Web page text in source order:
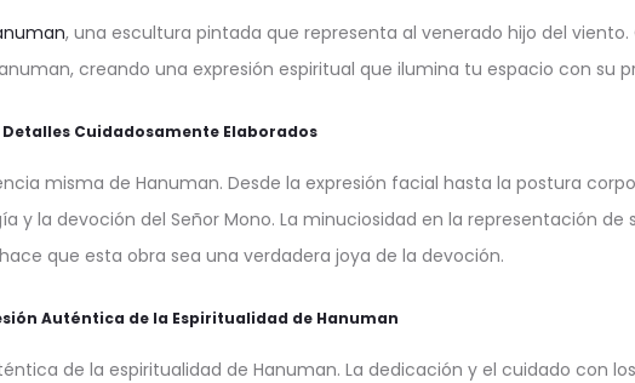
, una escultura pintada que representa al venerado hijo del
creando una expresión espiritual que ilumina tu espacio con su
Detalles Cuidadosamente Elaborados
misma de Hanuman. Desde la expresión facial hasta la postura
la devoción del Señor Mono. La minuciosidad en la representación de
que esta obra sea una verdadera joya de la devoción.
Auténtica de la Espiritualidad de Hanuman
de la espiritualidad de Hanuman. La dedicación y el cuidado con